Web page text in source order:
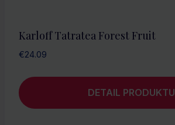
Karloff Tatratea Forest Fruit
€24.09
DETAIL PRODUKTU